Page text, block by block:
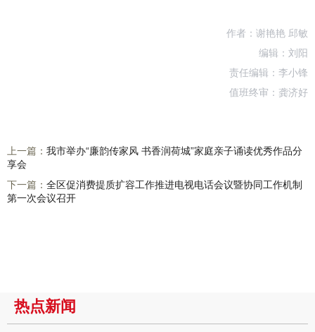
作者：谢艳艳 邱敏
编辑：刘阳
责任编辑：李小锋
值班终审：龚济好
上一篇： 我市举办“廉韵传家风 书香润荷城”家庭亲子诵读优秀作品分
享会
下一篇： 全区促消费提质扩容工作推进电视电话会议暨协同工作机制
第一次会议召开
热点新闻